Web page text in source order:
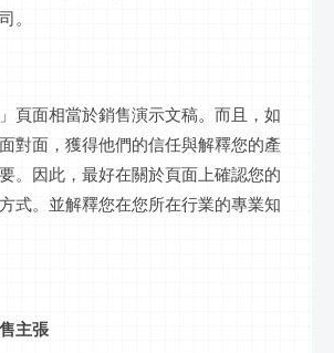
。
頁面相當於銷售演示文稿。而且，如
對面，獲得他們的信任與解釋您的產
。因此，最好在關於頁面上確認您的
式。並解釋您在您所在行業的專業知
主張